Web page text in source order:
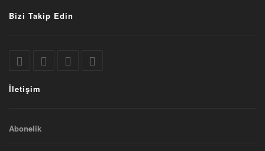
Bizi Takip Edin
İletişim
Abonelik